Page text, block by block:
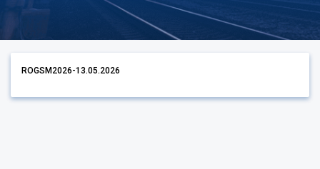
ROGSM2026-13.05.2026